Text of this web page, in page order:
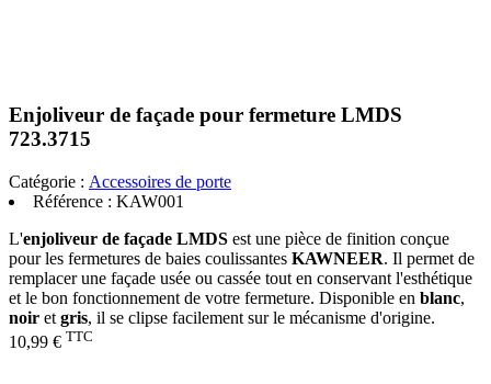
Enjoliveur de façade pour fermeture LMDS
723.3715
Catégorie : Accessoires de porte
Référence : KAW001
L'enjoliveur de façade LMDS est une pièce de finition conçue
pour les fermetures de baies coulissantes KAWNEER. Il permet de
remplacer une façade usée ou cassée tout en conservant l'esthétique
et le bon fonctionnement de votre fermeture. Disponible en blanc,
noir et gris, il se clipse facilement sur le mécanisme d'origine.
10,99 € TTC